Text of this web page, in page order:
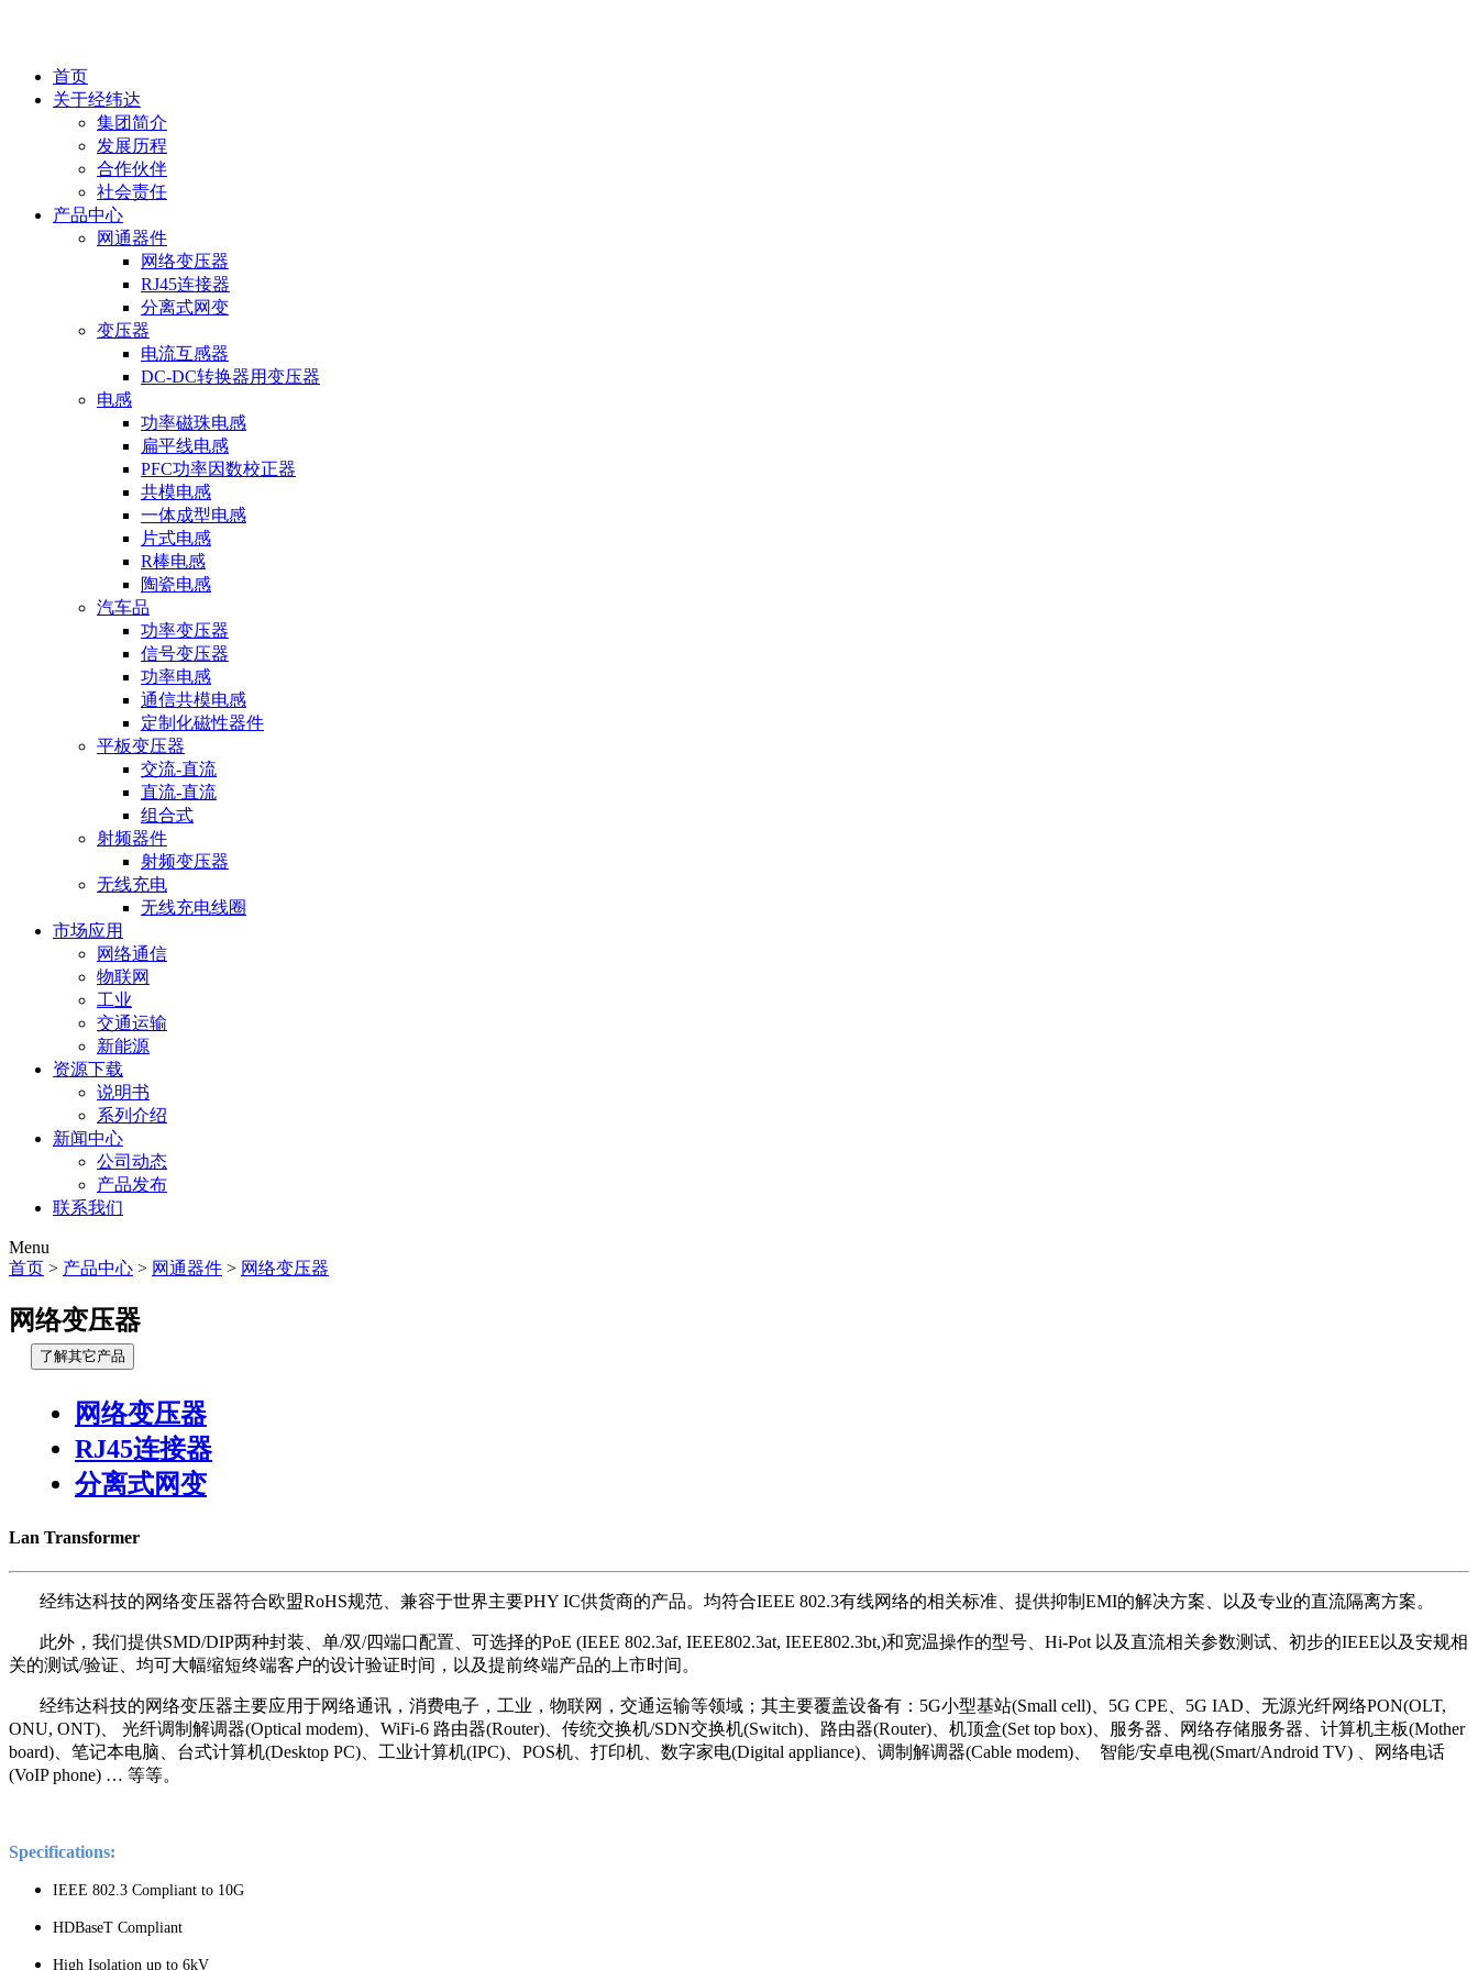
首页
关于经纬达
集团简介
发展历程
合作伙伴
社会责任
产品中心
网通器件
网络变压器
RJ45连接器
分离式网变
变压器
电流互感器
DC-DC转换器用变压器
电感
功率磁珠电感
扁平线电感
PFC功率因数校正器
共模电感
一体成型电感
片式电感
R棒电感
陶瓷电感
汽车品
功率变压器
信号变压器
功率电感
通信共模电感
定制化磁性器件
平板变压器
交流-直流
直流-直流
组合式
射频器件
射频变压器
无线充电
无线充电线圈
市场应用
网络通信
物联网
工业
交通运输
新能源
资源下载
说明书
系列介绍
新闻中心
公司动态
产品发布
联系我们
Menu
首页 > 产品中心 > 网通器件 > 网络变压器
网络变压器
了解其它产品
网络变压器
RJ45连接器
分离式网变
Lan Transformer
经纬达科技的网络变压器符合欧盟RoHS规范、兼容于世界主要PHY IC供货商的产品。均符合IEEE 802.3有线网络的相关标准、提供抑制EMI的解决方案、以及专业的直流隔离方案。
此外，我们提供SMD/DIP两种封装、单/双/四端口配置、可选择的PoE (IEEE 802.3af, IEEE802.3at, IEEE802.3bt,)和宽温操作的型号、Hi-Pot 以及直流相关参数测试、初步的IEEE以及安规相
关的测试/验证、均可大幅缩短终端客户的设计验证时间，以及提前终端产品的上市时间。
经纬达科技的网络变压器主要应用于网络通讯，消费电子，工业，物联网，交通运输等领域；其主要覆盖设备有：5G小型基站(Small cell)、5G CPE、5G IAD、无源光纤网络PON(OLT,
ONU, ONT)、 光纤调制解调器(Optical modem)、WiFi-6 路由器(Router)、传统交换机/SDN交换机(Switch)、路由器(Router)、机顶盒(Set top box)、服务器、网络存储服务器、计算机主板(Mother
board)、笔记本电脑、台式计算机(Desktop PC)、工业计算机(IPC)、POS机、打印机、数字家电(Digital appliance)、调制解调器(Cable modem)、 智能/安卓电视(Smart/Android TV) 、网络电话
(VoIP phone) … 等等。
Specifications:
IEEE 802.3 Compliant to 10G
HDBaseT Compliant
High Isolation up to 6kV